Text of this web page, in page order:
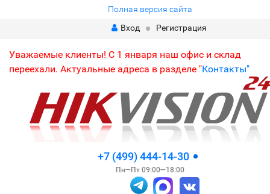
Полная версия сайта
Вход
Регистрация
Уважаемые клиенты! С 1 января наш офис и склад
переехали. Актуальные адреса в разделе "Контакты"
+7 (499) 444-14-30
Пн—Пт 09:00—18:00